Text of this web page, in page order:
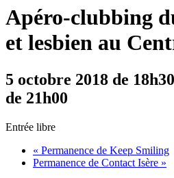
Apéro-clubbing
et lesbien au
5 octobre 2018 de 18h30
de 21h00
Entrée libre
« Permanence de Keep Smiling
Permanence de Contact Isère »